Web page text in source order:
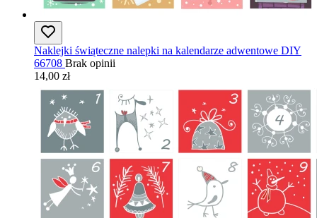
Naklejki świąteczne nalepki na kalendarze adwentowe DIY
66708 Brak opinii
14,00 zł